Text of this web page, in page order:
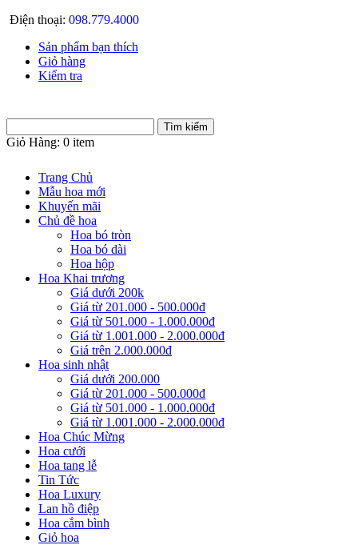
Điện thoại: 098.779.4000
Sản phẩm bạn thích
Giỏ hàng
Kiểm tra
Giỏ Hàng: 0 item
Trang Chủ
Mẫu hoa mới
Khuyến mãi
Chủ đề hoa
Hoa bó tròn
Hoa bó dài
Hoa hộp
Hoa Khai trương
Giá dưới 200k
Giá từ 201.000 - 500.000đ
Giá từ 501.000 - 1.000.000đ
Giá từ 1.001.000 - 2.000.000đ
Giá trên 2.000.000đ
Hoa sinh nhật
Giá dưới 200.000
Giá từ 201.000 - 500.000đ
Giá từ 501.000 - 1.000.000đ
Giá từ 1.001.000 - 2.000.000đ
Hoa Chúc Mừng
Hoa cưới
Hoa tang lễ
Tin Tức
Hoa Luxury
Lan hồ điệp
Hoa cắm bình
Giỏ hoa